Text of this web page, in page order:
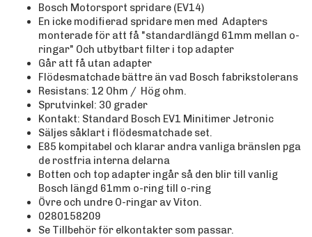
Bosch Motorsport spridare (EV14)
En icke modifierad spridare men med Adapters
monterade för att få "standardlängd 61mm mellan o-
ringar" Och utbytbart filter i top adapter
Går att få utan adapter
Flödesmatchade bättre än vad Bosch fabrikstolerans
Resistans: 12 Ohm / Hög ohm.
Sprutvinkel: 30 grader
Kontakt: Standard Bosch EV1 Minitimer Jetronic
Säljes såklart i flödesmatchade set.
E85 kompitabel och klarar andra vanliga bränslen pga
de rostfria interna delarna
Botten och top adapter ingår så den blir till vanlig
Bosch längd 61mm o-ring till o-ring
Övre och undre O-ringar av Viton.
0280158209
Se Tillbehör för elkontakter som passar.